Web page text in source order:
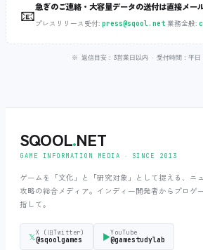
📧急ぎのご連絡・大容量データの送付は直接メー
プレスリリース受付: press@sqool.net 業務全般:
※ 返信目安：3営業日以内 ‧ 受付時間：平
SQOOL.NET
GAME INFORMATION MEDIA ‧ SINCE 2013
ゲームを「文化」と「研究対象」として捉える、ニ
攻略の総合メディア。インディー開発者からプロゲ
指して。
𝕏X (旧Twitter)
@sqoolgames ▶YouTube
@gamestudylab